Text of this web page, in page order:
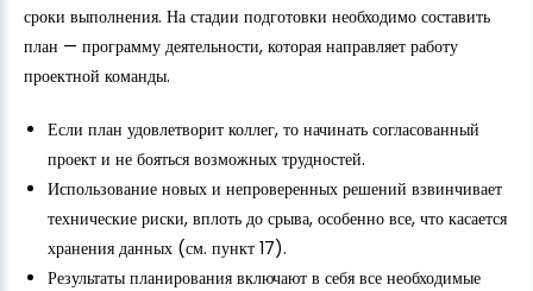
сроки выполнения. На стадии подготовки необходимо составить
план — программу деятельности, которая направляет работу
проектной команды.
Если план удовлетворит коллег, то начинать согласованный
проект и не бояться возможных трудностей.
Использование новых и непроверенных решений взвинчивает
технические риски, вплоть до срыва, особенно все, что касается
хранения данных (см. пункт 17).
Результаты планирования включают в себя все необходимые